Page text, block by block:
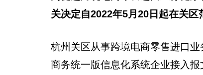
关决定自2022年5月20日起在关
杭州关区从事跨境电商零售进口
商务统一版信息化系统企业接入报